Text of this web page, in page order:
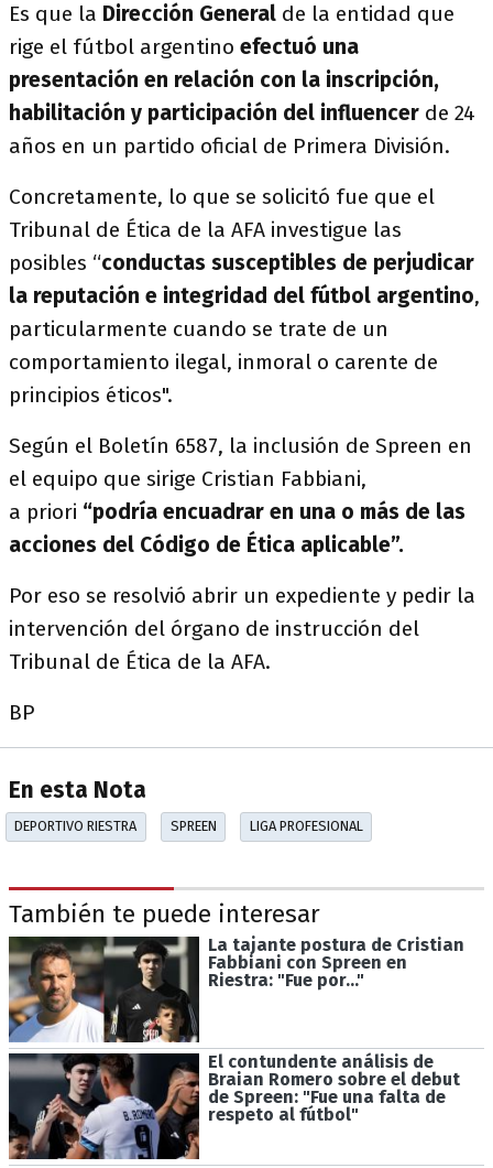
Es que la Dirección General de la entidad que
rige el fútbol argentino efectuó una
presentación en relación con la inscripción,
habilitación y participación del influencer de 24
años en un partido oficial de Primera División.
Concretamente, lo que se solicitó fue que el
Tribunal de Ética de la AFA investigue las
posibles “conductas susceptibles de perjudicar
la reputación e integridad del fútbol argentino,
particularmente cuando se trate de un
comportamiento ilegal, inmoral o carente de
principios éticos".
Según el Boletín 6587, la inclusión de Spreen en
el equipo que sirige Cristian Fabbiani,
a priori “podría encuadrar en una o más de las
acciones del Código de Ética aplicable”.
Por eso se resolvió abrir un expediente y pedir la
intervención del órgano de instrucción del
Tribunal de Ética de la AFA.
BP
En esta Nota
DEPORTIVO RIESTRA SPREEN LIGA PROFESIONAL
También te puede interesar
La tajante postura de Cristian
Fabbiani con Spreen en
Riestra: "Fue por..."
El contundente análisis de
Braian Romero sobre el debut
de Spreen: "Fue una falta de
respeto al fútbol"